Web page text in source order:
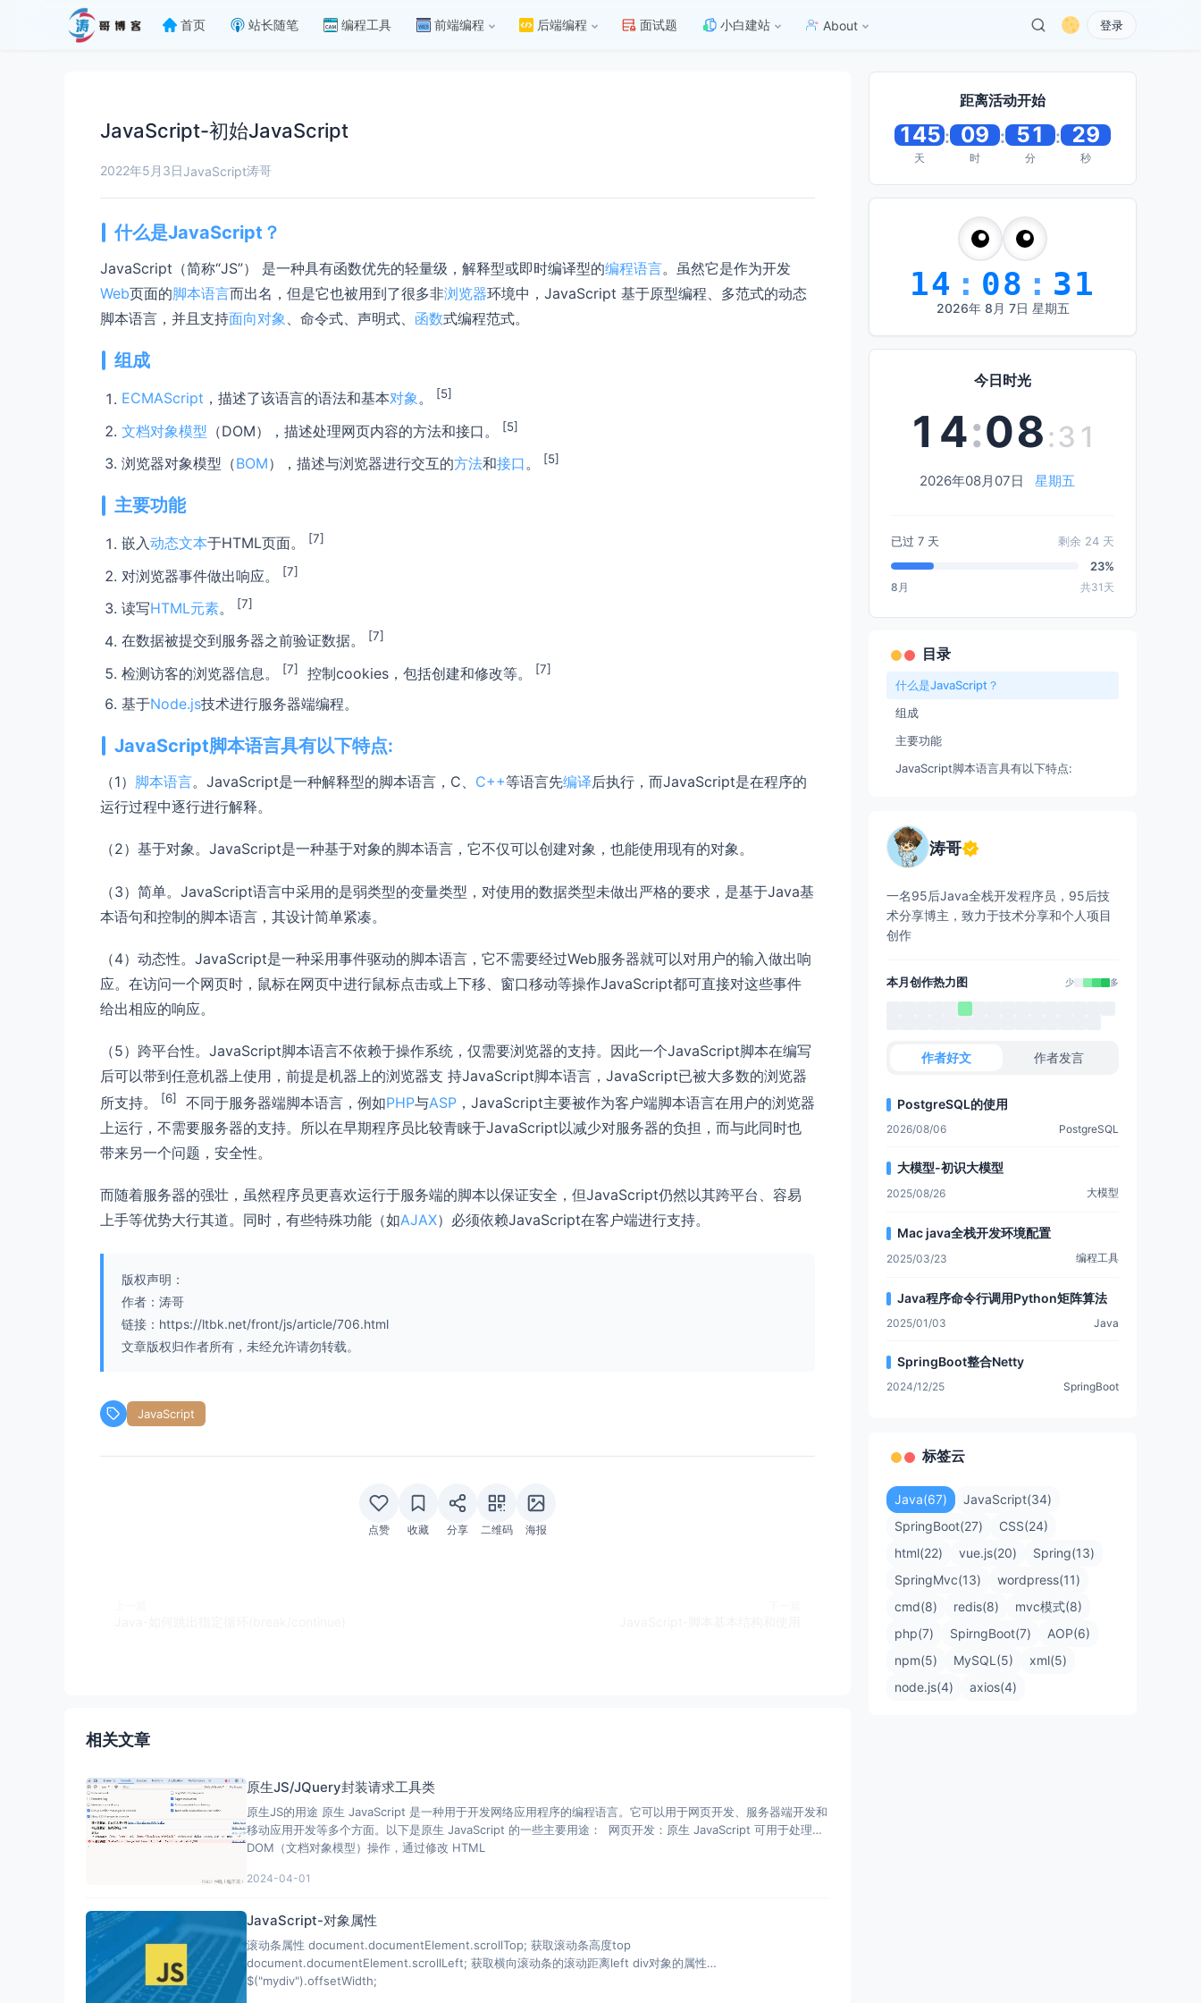
首页 站长随笔 编程工具 前端编程 后端编程 面试题 小白建站 About 登录
JavaScript-初始JavaScript
2022年5月3日JavaScript涛哥
什么是JavaScript？
JavaScript（简称“JS”） 是一种具有函数优先的轻量级，解释型或即时编译型的编程语言。虽然它是作为开发
Web页面的脚本语言而出名，但是它也被用到了很多非浏览器环境中，JavaScript 基于原型编程、多范式的动态
脚本语言，并且支持面向对象、命令式、声明式、 函数式编程范式。
组成
ECMAScript ，描述了该语言的语法和基本对象。 [5]
文档对象模型 （DOM），描述处理网页内容的方法和接口。 [5]
浏览器对象模型（BOM），描述与浏览器进行交互的方法和接口。 [5]
主要功能
嵌入动态文本于HTML页面。 [7]
对浏览器事件做出响应。 [7]
读写HTML元素。 [7]
在数据被提交到服务器之前验证数据。 [7]
检测访客的浏览器信息。 [7] 控制cookies，包括创建和修改等。 [7]
基于Node.js技术进行服务器端编程。
JavaScript脚本语言具有以下特点:
（1） 脚本语言。JavaScript是一种解释型的脚本语言，C、 C++等语言先编译后执行，而JavaScript是在程序的
运行过程中逐行进行解释。
（2）基于对象。JavaScript是一种基于对象的脚本语言，它不仅可以创建对象，也能使用现有的对象。
（3）简单。JavaScript语言中采用的是弱类型的变量类型，对使用的数据类型未做出严格的要求，是基于Java基
本语句和控制的脚本语言，其设计简单紧凑。
（4）动态性。JavaScript是一种采用事件驱动的脚本语言，它不需要经过Web服务器就可以对用户的输入做出响
应。在访问一个网页时，鼠标在网页中进行鼠标点击或上下移、窗口移动等操作JavaScript都可直接对这些事件
给出相应的响应。
（5）跨平台性。JavaScript脚本语言不依赖于操作系统，仅需要浏览器的支持。因此一个JavaScript脚本在编写
后可以带到任意机器上使用，前提是机器上的浏览器支 持JavaScript脚本语言，JavaScript已被大多数的浏览器
所支持。
[6] 不同于服务器端脚本语言，例如PHP与ASP ，JavaScript主要被作为客户端脚本语言在用户的浏览器
上运行，不需要服务器的支持。所以在早期程序员比较青睐于JavaScript以减少对服务器的负担，而与此同时也
带来另一个问题，安全性。
而随着服务器的强壮，虽然程序员更喜欢运行于服务端的脚本以保证安全，但JavaScript仍然以其跨平台、容易
上手等优势大行其道。同时，有些特殊功能（如AJAX）必须依赖JavaScript在客户端进行支持。
版权声明：
作者：涛哥
链接：https://ltbk.net/front/js/article/706.html
文章版权归作者所有，未经允许请勿转载。
JavaScript
点赞 收藏 分享 二维码 海报
相关文章
原生JS/JQuery封装请求工具类
原生JS的用途 原生 JavaScript 是一种用于开发网络应用程序的编程语言。它可以用于网页开发、服务器端开发和
移动应用开发等多个方面。以下是原生 JavaScript 的一些主要用途： 网页开发：原生 JavaScript 可用于处理
DOM（文档对象模型）操作，通过修改 HTML
2024-04-01
JavaScript-对象属性
滚动条属性 document.documentElement.scrollTop; 获取滚动条高度top
document.documentElement.scrollLeft; 获取横向滚动条的滚动距离left div对象的属性
$("mydiv").offsetWidth;
距离活动开始
145
天
: 09
时
: 51
分
: 29
秒
14 : 08 : 31
2026年 8 月 7日 星期五
今日时光
14:08:31
2026年08月07日 星期五
已过 7 天 剩余 24 天
23%
8月 共31天
目录
什么是JavaScript？
组成
主要功能
JavaScript脚本语言具有以下特点:
涛哥
一名95后Java全栈开发程序员，95后技
术分享博主，致力于技术分享和个人项目
创作
本月创作热力图 少 多
作者好文 作者发言
PostgreSQL的使用
2026/08/06 PostgreSQL
大模型-初识大模型
2025/08/26 大模型
Mac java全栈开发环境配置
2025/03/23 编程工具
Java程序命令行调用Python矩阵算法
2025/01/03 Java
SpringBoot整合Netty
2024/12/25 SpringBoot
标签云
Java(67)
JavaScript(34)
SpringBoot(27)
CSS(24)
html(22)
vue.js(20)
Spring(13)
SpringMvc(13)
wordpress(11)
cmd(8)
redis(8)
mvc模式(8)
php(7)
SpirngBoot(7)
AOP(6)
npm(5)
MySQL(5)
xml(5)
node.js(4)
axios(4)